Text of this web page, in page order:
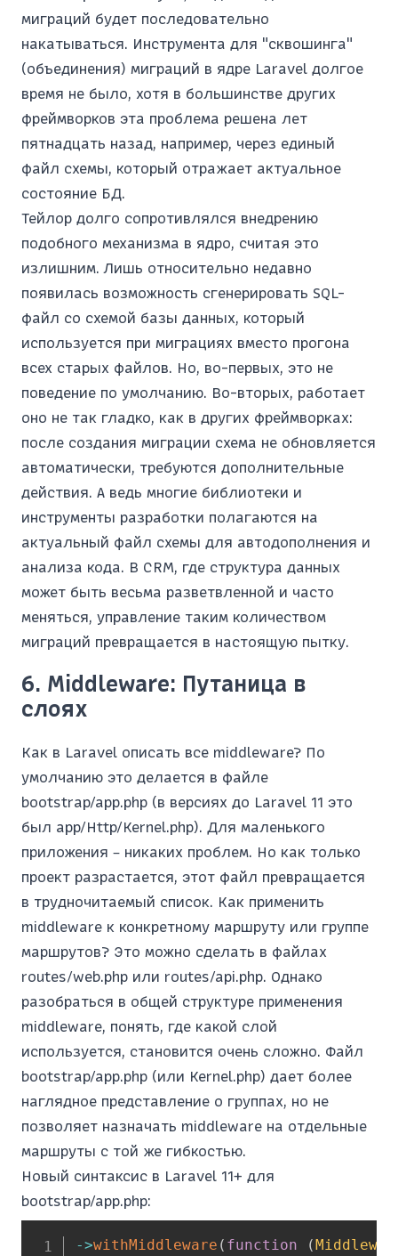
миграций будет последовательно
накатываться. Инструмента для "сквошинга"
(объединения) миграций в ядре Laravel долгое
время не было, хотя в большинстве других
фреймворков эта проблема решена лет
пятнадцать назад, например, через единый
файл схемы, который отражает актуальное
состояние БД.
Тейлор долго сопротивлялся внедрению
подобного механизма в ядро, считая это
излишним. Лишь относительно недавно
появилась возможность сгенерировать SQL-
файл со схемой базы данных, который
используется при миграциях вместо прогона
всех старых файлов. Но, во-первых, это не
поведение по умолчанию. Во-вторых, работает
оно не так гладко, как в других фреймворках:
после создания миграции схема не обновляется
автоматически, требуются дополнительные
действия. А ведь многие библиотеки и
инструменты разработки полагаются на
актуальный файл схемы для автодополнения и
анализа кода. В CRM, где структура данных
может быть весьма разветвленной и часто
меняться, управление таким количеством
миграций превращается в настоящую пытку.
6. Middleware: Путаница в
слоях
Как в Laravel описать все middleware? По
умолчанию это делается в файле
bootstrap/app.php (в версиях до Laravel 11 это
был app/Http/Kernel.php). Для маленького
приложения – никаких проблем. Но как только
проект разрастается, этот файл превращается
в трудночитаемый список. Как применить
middleware к конкретному маршруту или группе
маршрутов? Это можно сделать в файлах
routes/web.php или routes/api.php. Однако
разобраться в общей структуре применения
middleware, понять, где какой слой
используется, становится очень сложно. Файл
bootstrap/app.php (или Kernel.php) дает более
наглядное представление о группах, но не
позволяет назначать middleware на отдельные
маршруты с той же гибкостью.
Новый синтаксис в Laravel 11+ для
bootstrap/app.php:
->withMiddleware ( function (